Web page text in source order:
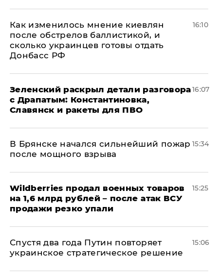
Как изменилось мнение киевлян
после обстрелов баллистикой, и
сколько украинцев готовы отдать
Донбасс РФ
16:10
​Зеленский раскрыл детали разговора
с Драпатым: Константиновка,
Славянск и ракеты для ПВО
16:07
В Брянске начался сильнейший пожар
после мощного взрыва
15:34
​Wildberries продал военных товаров
на 1,6 млрд рублей – после атак ВСУ
продажи резко упали
15:25
Спустя два года Путин повторяет
украинское стратегическое решение
15:06